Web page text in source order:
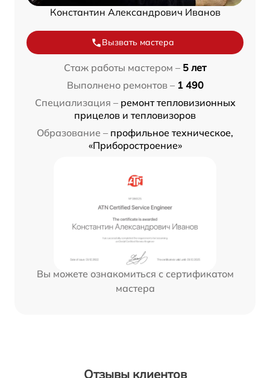
Константин Александрович Иванов
Вызвать мастера
Стаж работы мастером – 5 лет
Выполнено ремонтов – 1 490
Специализация – ремонт тепловизионных
прицелов и тепловизоров
Образование – профильное техническое,
«Приборостроение»
Вы можете ознакомиться с сертификатом
мастера
Отзывы клиентов